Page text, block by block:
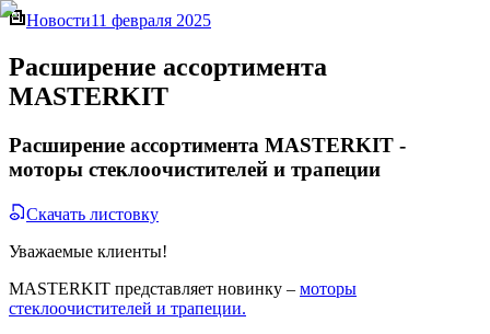
Новости11 февраля 2025
Расширение ассортимента
MASTERKIT
Расширение ассортимента MASTERKIT -
моторы стеклоочистителей и трапеции
Скачать листовку
Уважаемые клиенты!
MASTERKIT представляет новинку – моторы
стеклоочистителей и трапеции.